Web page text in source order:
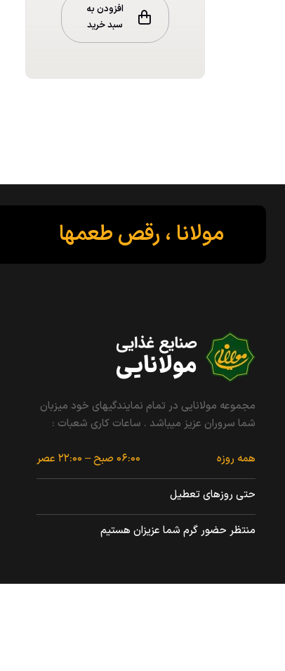
افزودن به
سبد خرید
مولانا ، رقص طعمها
مجموعه مولانایی در تمام نمایندگیهای خود میزبان
شما سروران عزیز میباشد . ساعات کاری شعبات :
همه روزه ۰۶:۰۰ صبح – ۲۲:۰۰ عصر
حتی روزهای تعطیل
منتظر حضور گرم شما عزیزان هستیم